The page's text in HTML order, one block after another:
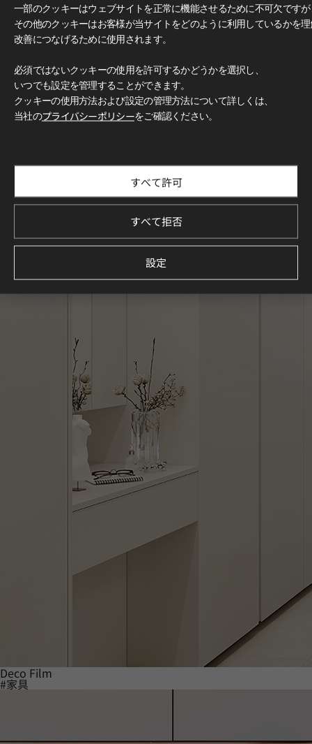
Deco Film
#家具
Deco Film
#家具
一部のクッキーはウェブサイトを正常に機能させるために不可欠です
その他のクッキーはお客様が当サイトをどのように利用しているかを
改善につなげるために使用されます。
必須ではないクッキーの使用を許可するかどうかを選択し、
いつでも設定を管理することができます。
クッキーの使用方法および設定の管理方法について詳しくは、
当社のプライバシーポリシーをご確認ください。
すべて許可
すべて拒否
設定